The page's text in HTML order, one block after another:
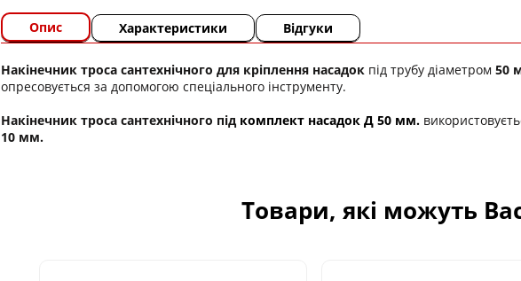
Опис Характеристики Відгуки
Накінечник троса сантехнічного для кріплення насадок під трубу діаметром 50
опресовується за допомогою спеціального інструменту.
Накінечник троса сантехнічного під комплект насадок Д 50 мм.
10 мм.
Товари, які можуть